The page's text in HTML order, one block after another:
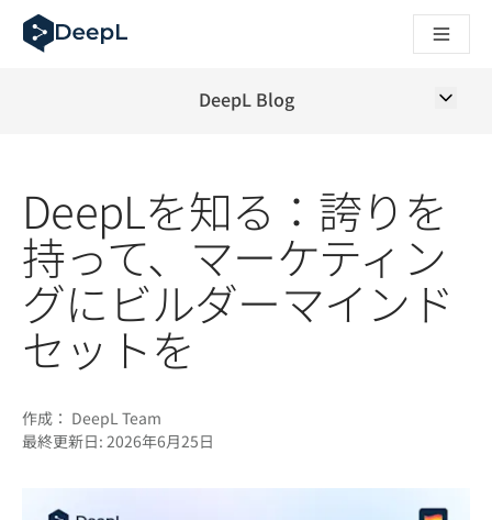
AIエージェント向けDeepL
DeepL Translation Flow：主要なユースケースや連携機能
How we brought Swiss German to DeepL
Translation Flowのご紹介：あらゆるチームの翻訳ワー
高品質なテキスト翻訳からリアルタイム音声翻訳までを支
Building an instantly accessible voice demo with DeepL
DeepL Blog
DeepLを知る：誇りを
持って、マーケティン
グにビルダーマインド
セットを
作成： DeepL Team
最終更新日: 2026年6月25日